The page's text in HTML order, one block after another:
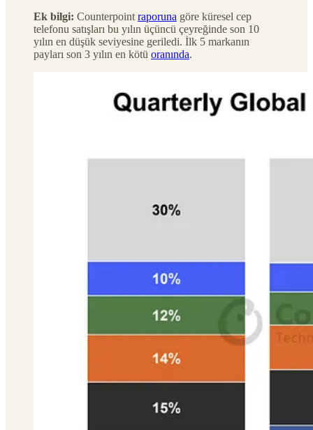
Ek bilgi: Counterpoint raporuna göre küresel cep
telefonu satışları bu yılın üçüncü çeyreğinde son 10
yılın en düşük seviyesine geriledi. İlk 5 markanın
payları son 3 yılın en kötü oranında.